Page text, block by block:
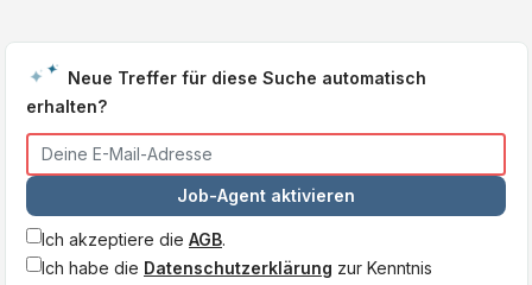
Neue Treffer für diese Suche automatisch
erhalten?
Job-Agent aktivieren
Ich akzeptiere die AGB.
Ich habe die Datenschutzerklärung zur Kenntnis